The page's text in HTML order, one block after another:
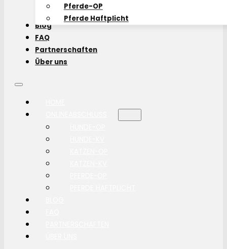
Pferde-OP
Pferde Haftplicht
Blog
FAQ
Partnerschaften
Über uns